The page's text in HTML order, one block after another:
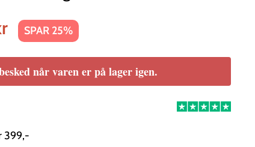
SPAR 25%
når varen er på lager igen.
399,-